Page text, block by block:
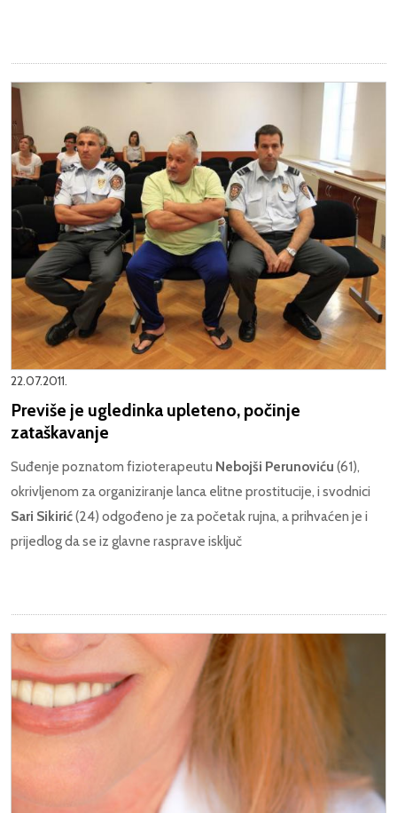
22.07.2011.
Previše je ugledinka upleteno, počinje
zataškavanje
Suđenje poznatom fizioterapeutu Nebojši Perunoviću (61),
okrivljenom za organiziranje lanca elitne prostitucije, i svodnici
Sari Sikirić(24) odgođeno je za početak rujna, a prihvaćen je i
prijedlog da se iz glavne rasprave isključ